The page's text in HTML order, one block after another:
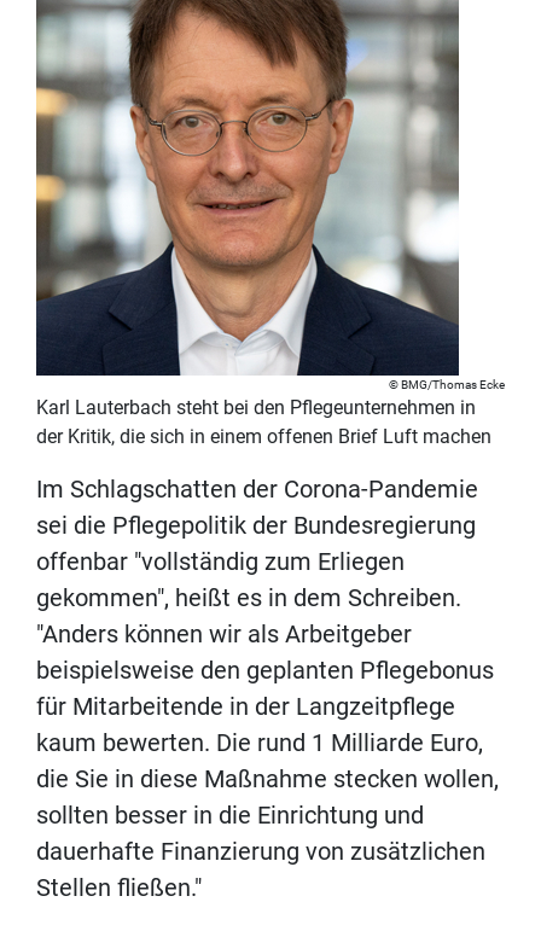
BMG/Thomas Ecke
Karl Lauterbach steht bei den Pflegeunternehmen in
der Kritik, die sich in einem offenen Brief Luft machen
Im Schlagschatten der Corona-Pandemie
sei die Pflegepolitik der Bundesregierung
offenbar "vollständig zum Erliegen
gekommen", heißt es in dem Schreiben.
"Anders können wir als Arbeitgeber
beispielsweise den geplanten Pflegebonus
für Mitarbeitende in der Langzeitpflege
kaum bewerten. Die rund 1 Milliarde Euro,
die Sie in diese Maßnahme stecken wollen,
sollten besser in die Einrichtung und
dauerhafte Finanzierung von zusätzlichen
Stellen fließen."